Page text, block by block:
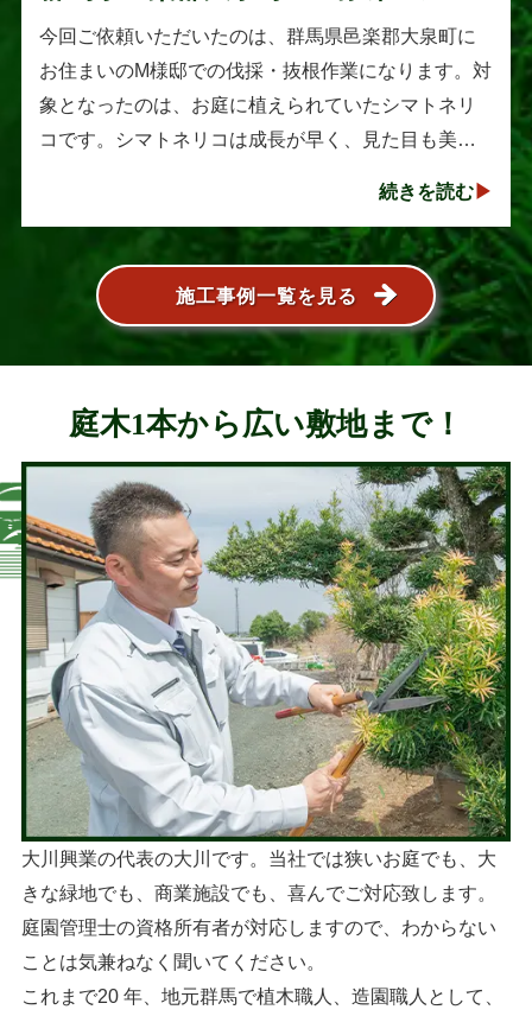
トネリコの伐採と抜根作業
今回ご依頼いただいたのは、群馬県邑楽郡大泉町に
お住まいのM様邸での伐採・抜根作業になります。対
象となったのは、お庭に植えられていたシマトネリ
コです。シマトネリコは成長が早く、見た目も美し
続きを読む
施工事例一覧を見る
庭木1本から広い敷地まで！
大川興業の代表の大川です。当社では狭いお庭でも、大
きな緑地でも、商業施設でも、喜んでご対応致します。
庭園管理士の資格所有者が対応しますので、わからない
ことは気兼ねなく聞いてください。
これまで20 年、地元群馬で植木職人、造園職人として、